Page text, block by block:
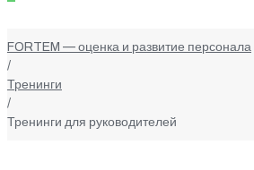
FORTEM — оценка и развитие персонала
/
Тренинги
/
Тренинги для руководителей